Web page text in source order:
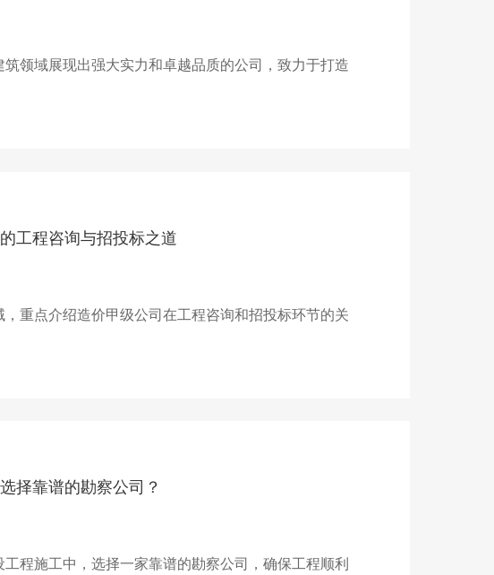
领域展现出强大实力和卓越品质的公司，致力于打造
工程咨询与招投标之道
重点介绍造价甲级公司在工程咨询和招投标环节的关
择靠谱的勘察公司？
程施工中，选择一家靠谱的勘察公司，确保工程顺利